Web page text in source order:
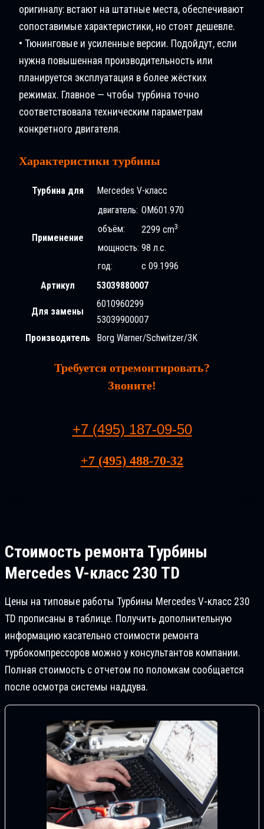
оригиналу: встают на штатные места, обеспечивают
сопоставимые характеристики, но стоят дешевле.
• Тюнинговые и усиленные версии. Подойдут, если
нужна повышенная производительность или
планируется эксплуатация в более жёстких
режимах. Главное — чтобы турбина точно
соответствовала техническим параметрам
конкретного двигателя.
Характеристики турбины
Турбина для Mercedes V-класс
Применение
двигатель: OM601.970
объём:
2299 cm3
мощность: 98 л.с.
год:
с 09.1996
Артикул
53039880007
Для замены
6010960299
53039900007
Производитель
Borg Warner/Schwitzer/3K
Требуется отремонтировать?
Звоните!
+7 (495) 187-09-50
+7 (495) 488-70-32
Стоимость ремонта Турбины
Mercedes V-класс 230 TD
Цены на типовые работы Турбины Mercedes V-класс 230
TD прописаны в таблице. Получить дополнительную
информацию касательно стоимости ремонта
турбокомпрессоров можно у консультантов компании.
Полная стоимость с отчетом по поломкам сообщается
после осмотра системы наддува.